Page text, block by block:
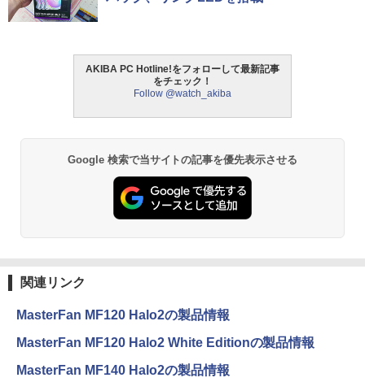
AKIBA PC Hotline!をフォローして最新記事
をチェック！
Follow @watch_akiba
Google 検索で当サイトの記事を優先表示させる
関連リンク
MasterFan MF120 Halo2の製品情報
MasterFan MF120 Halo2 White Editionの製品情報
MasterFan MF140 Halo2の製品情報